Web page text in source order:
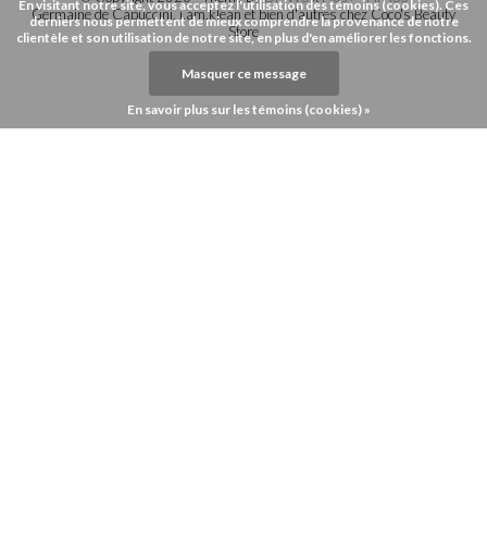
Germaine de Capuccini, i.am.klean et bien d'autres chez Coco's Beauty
Store
En visitant notre site, vous acceptez l'utilisation des témoins (cookies). Ces
derniers nous permettent de mieux comprendre la provenance de notre
clientèle et son utilisation de notre site, en plus d'en améliorer les fonctions.
Masquer ce message
En savoir plus sur les témoins (cookies) »